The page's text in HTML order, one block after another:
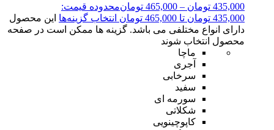
435,000 تومان –
465,000 تومانمحدوده قیمت:
435,000 تومان تا 465,000 تومان
انتخاب گزینه‌ها این محصول
دارای انواع مختلفی می باشد. گزینه ها ممکن است در صفحه
محصول انتخاب شوند
ماچا
آجری
سرخابی
سفید
سورمه ای
شکلاتی
کاپوچینویی